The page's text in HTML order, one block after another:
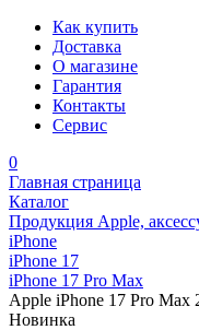
Как купить
Доставка
О магазине
Гарантия
Контакты
Сервис
0
Главная страница
Каталог
Продукция Apple,
iPhone
iPhone 17
iPhone 17 Pro Max
Apple iPhone 17 Pro Max
Новинка